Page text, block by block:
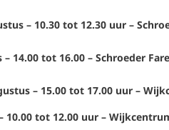
– 10.30 tot 12.30 uur –
14.00 tot 16.00 – Schroeder
– 15.00 tot 17.00 uur –
10.00 tot 12.00 uur –